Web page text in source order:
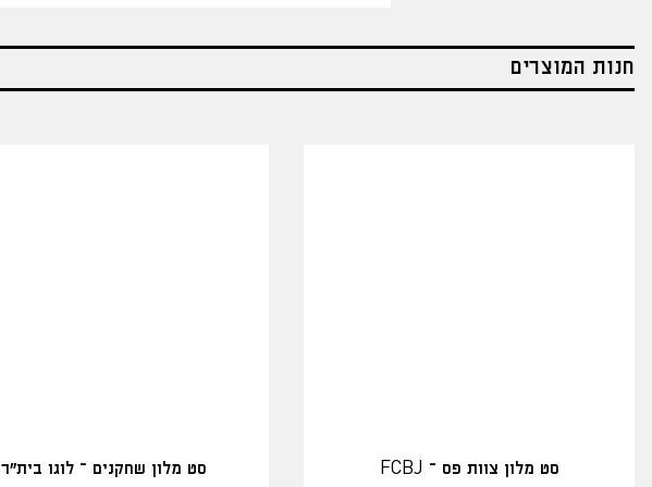
חנות המוצרים
סט מלון צוות פס – FCBJ סט מלון שחקנים – לוגו בית"ר